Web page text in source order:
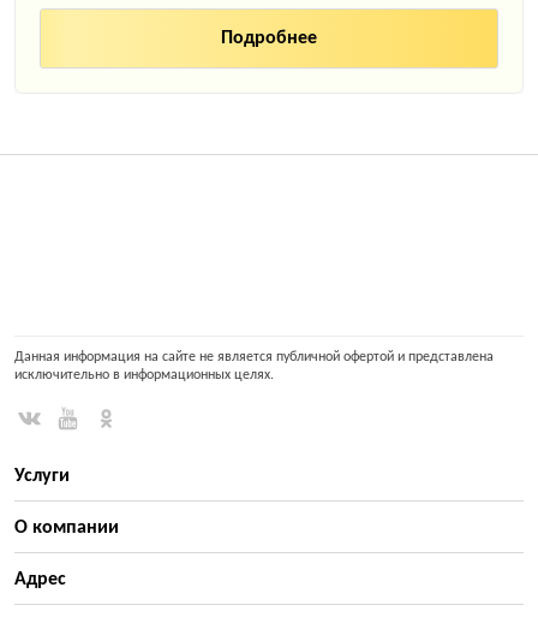
Подробнее
Данная информация на сайте не является публичной офертой и представлена
исключительно в информационных целях.
Услуги
О компании
Адрес